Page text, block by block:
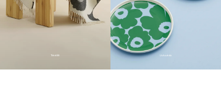
Tekstiilit Uutuuksia